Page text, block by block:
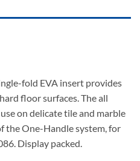
fold EVA insert provides
floor surfaces. The all
on delicate tile and marble
the One-Handle system, for
Display packed.